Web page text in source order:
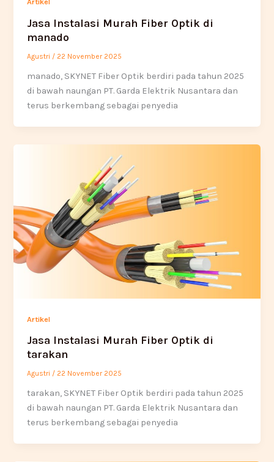
Jasa Instalasi Murah Fiber Optik di
manado
Agustri / 22 November 2025
manado, SKYNET Fiber Optik berdiri pada tahun 2025
di bawah naungan PT. Garda Elektrik Nusantara dan
terus berkembang sebagai penyedia
Artikel
Jasa Instalasi Murah Fiber Optik di
tarakan
Agustri / 22 November 2025
tarakan, SKYNET Fiber Optik berdiri pada tahun 2025
di bawah naungan PT. Garda Elektrik Nusantara dan
terus berkembang sebagai penyedia